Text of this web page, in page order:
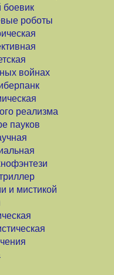
боевик
роботы
войнах
реализма
пауков
и мистикой